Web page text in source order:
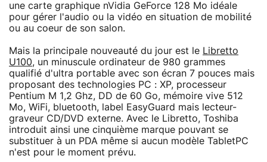
une carte graphique nVidia GeForce 128 Mo idéale
pour gérer l'audio ou la vidéo en situation de mobilité
ou au coeur de son salon.
Mais la principale nouveauté du jour est le Libretto
U100, un minuscule ordinateur de 980 grammes
qualifié d'ultra portable avec son écran 7 pouces mais
proposant des technologies PC : XP, processeur
Pentium M 1,2 Ghz, DD de 60 Go, mémoire vive 512
Mo, WiFi, bluetooth, label EasyGuard mais lecteur-
graveur CD/DVD externe. Avec le Libretto, Toshiba
introduit ainsi une cinquième marque pouvant se
substituer à un PDA même si aucun modèle TabletPC
n'est pour le moment prévu.